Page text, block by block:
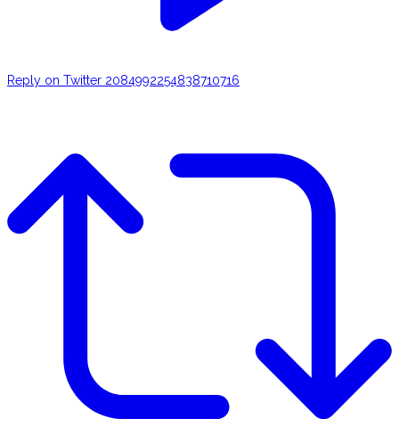
Reply on Twitter 2084992254838710716